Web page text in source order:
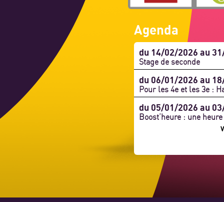
Agenda
du 14/02/2026 au
Stage de seconde
du 06/01/2026 au
Pour les 4e et les 3e :
du 05/01/2026 au
Boost’heure : une